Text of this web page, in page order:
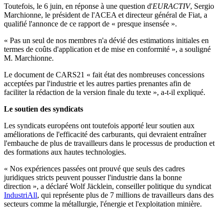
Toutefois, le 6 juin, en réponse à une question d'EURACTIV, Sergio
Marchionne, le président de l'ACEA et directeur général de Fiat, a
qualifié l'annonce de ce rapport de « presque insensée ».
« Pas un seul de nos membres n'a dévié des estimations initiales en
termes de coûts d'application et de mise en conformité », a souligné
M. Marchionne.
Le document de CARS21 « fait état des nombreuses concessions
acceptées par l'industrie et les autres parties prenantes afin de
faciliter la rédaction de la version finale du texte », a-t-il expliqué.
Le soutien des syndicats
Les syndicats européens ont toutefois apporté leur soutien aux
améliorations de l'efficacité des carburants, qui devraient entraîner
l'embauche de plus de travailleurs dans le processus de production et
des formations aux hautes technologies.
« Nos expériences passées ont prouvé que seuls des cadres
juridiques stricts peuvent pousser l'industrie dans la bonne
direction », a déclaré Wolf Jäcklein, conseiller politique du syndicat
IndustriAll, qui représente plus de 7 millions de travailleurs dans des
secteurs comme la métallurgie, l'énergie et l'exploitation minière.